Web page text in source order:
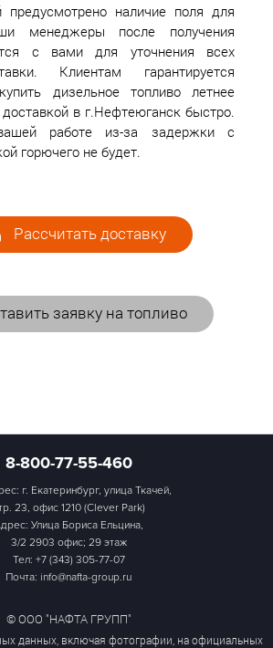
предусмотрено наличие поля для
менеджеры после получения
с вами для уточнения всех
Клиентам гарантируется
дизельное топливо летнее
в г.Нефтеюганск быстро.
работе из-за задержки с
горючего не будет.
Рассчитать доставку
заявку на топливо
8-800-77-55-460
г. Екатеринбург, улица Ткачей,
23, офис 1210 (Clever Park)
Улица Бориса Ельцина,
3/2 2903 офис; 29 этаж
Тел: +7 (343) 305-77-07
Почта: info@nafta-group.ru
© ООО "НАФТА ГРУПП"
данных, включая фотографии, на официальных